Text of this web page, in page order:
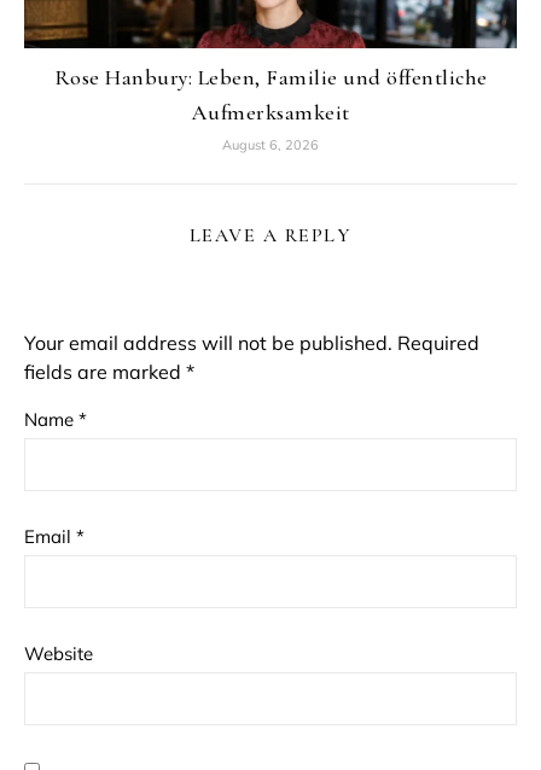
Rose Hanbury: Leben, Familie und öffentliche
Aufmerksamkeit
August 6, 2026
LEAVE A REPLY
Your email address will not be published. Required
fields are marked *
Name *
Email *
Website